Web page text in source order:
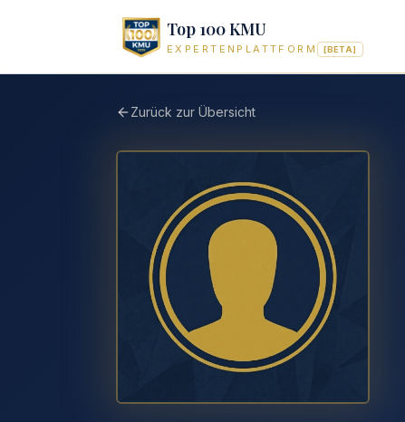
Top 100 KMU
EXPERTENPLATTFORM [BETA]
Zurück zur Übersicht